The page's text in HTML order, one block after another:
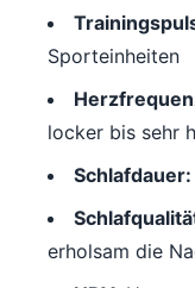
Sporteinheiten
locker bis sehr
Schlafdauer:
erholsam die